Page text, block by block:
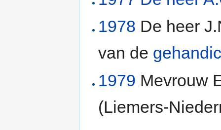
1978 De heer
van de
1979 Mevrouw
(Liemers-